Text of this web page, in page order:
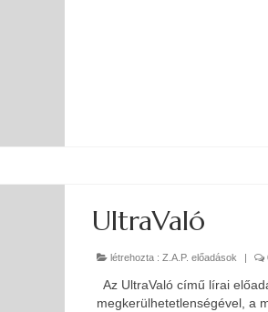
UltraValó
létrehozta : Z.A.P. előadások |
Az UltraValó című lírai
megkerülhetetlenségével, a